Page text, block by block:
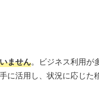
ません。ビジネス利用が
活用し、状況に応じた